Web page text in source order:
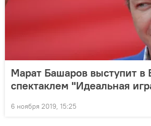
Марат Башаров выступит в
спектаклем "Идеальная
6 ноября 2019, 15:25